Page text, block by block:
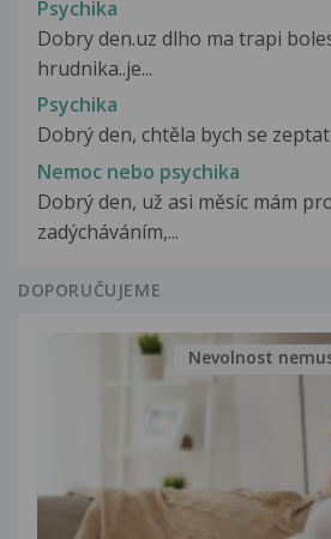
Psychika
Dobry den.uz dlho ma trapi
hrudnika..je...
Psychika
Dobrý den, chtěla bych se
Nemoc nebo psychika
Dobrý den, už asi měsíc mám
zadýcháváním,...
DOPORUČUJEME
Nevolnost